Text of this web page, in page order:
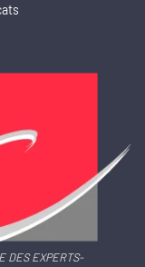
DES EXPERTS-